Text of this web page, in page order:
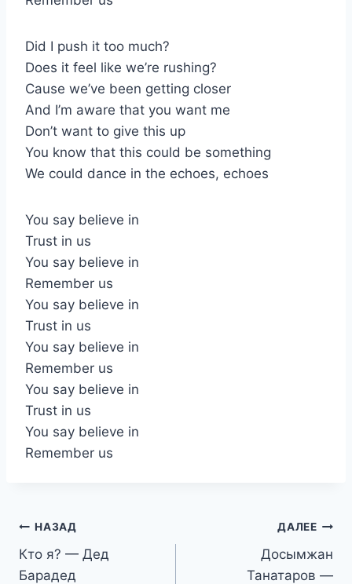
Did I push it too much?
Does it feel like we’re rushing?
Cause we’ve been getting closer
And I’m aware that you want me
Don’t want to give this up
You know that this could be something
We could dance in the echoes, echoes
You say believe in
Trust in us
You say believe in
Remember us
You say believe in
Trust in us
You say believe in
Remember us
You say believe in
Trust in us
You say believe in
Remember us
Навигация
по
НАЗАД
Кто я? — Дед
Барадед
ДАЛЕЕ
Досымжан
Танатаров —